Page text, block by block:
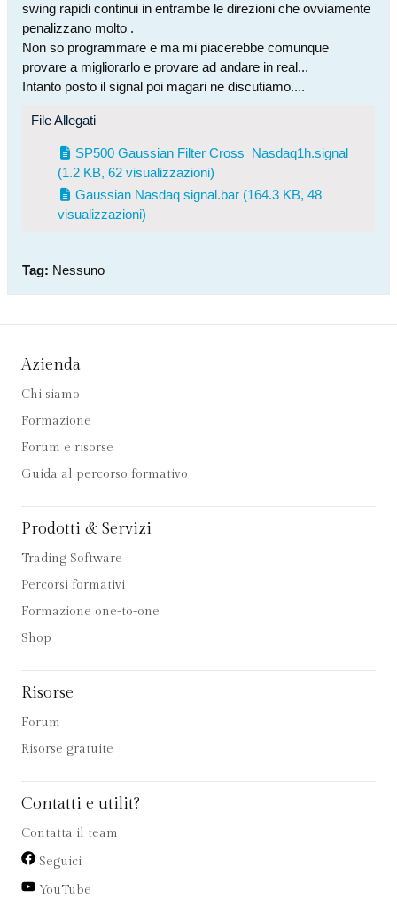
swing rapidi continui in entrambe le direzioni che ovviamente
penalizzano molto .
Non so programmare e ma mi piacerebbe comunque
provare a migliorarlo e provare ad andare in real...
Intanto posto il signal poi magari ne discutiamo....
File Allegati
SP500 Gaussian Filter Cross_Nasdaq1h.signal
(1.2 KB, 62 visualizzazioni)
Gaussian Nasdaq signal.bar (164.3 KB, 48
visualizzazioni)
Tag: Nessuno
Azienda
Chi siamo
Formazione
Forum e risorse
Guida al percorso formativo
Prodotti & Servizi
Trading Software
Percorsi formativi
Formazione one-to-one
Shop
Risorse
Forum
Risorse gratuite
Contatti e utilit?
Contatta il team
Seguici
YouTube